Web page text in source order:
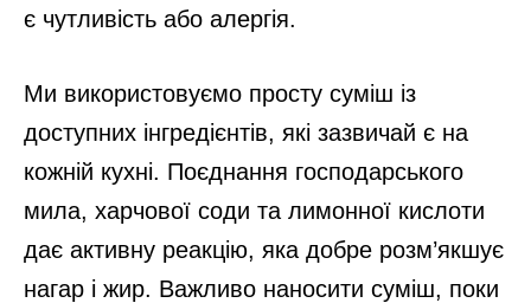
є чутливість або алергія.
Ми використовуємо просту суміш із
доступних інгредієнтів, які зазвичай є на
кожній кухні. Поєднання господарського
мила, харчової соди та лимонної кислоти
дає активну реакцію, яка добре розм’якшує
нагар і жир. Важливо наносити суміш, поки